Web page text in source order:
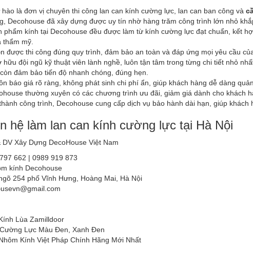
hào là đơn vị chuyên thi công lan can kính cường lực, lan can ban công và
Decohouse đã xây dựng được uy tín nhờ hàng trăm công trình lớn nhỏ
phẩm kính tại Decohouse đều được làm từ kính cường lực đạt chuẩn, kết
thẩm mỹ.
được thi công đúng quy trình, đảm bảo an toàn và đáp ứng mọi yêu cầu
hữu đội ngũ kỹ thuật viên lành nghề, luôn tận tâm trong từng chi tiết nhỏ
đảm bảo tiến độ nhanh chóng, đúng hẹn.
báo giá rõ ràng, không phát sinh chi phí ẩn, giúp khách hàng dễ dàng
thường xuyên có các chương trình ưu đãi, giảm giá dành cho khách
công trình, Decohouse cung cấp dịch vụ bảo hành dài hạn, giúp khách
hệ làm lan can kính cường lực tại Hà Nội
Xây Dựng DecoHouse Việt Nam
662 | 0989 919 873
kính Decohouse
254 phố Vĩnh Hưng, Hoàng Mai, Hà Nội
Lùa Zamilldoor
Lực Màu Đen, Xanh Đen
Kính Việt Pháp Chính Hãng Mới Nhất